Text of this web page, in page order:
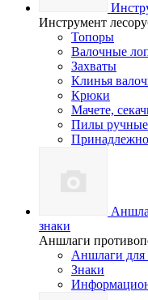
Инструмент
Топоры
Валочные
Захваты
Клинья
Крюки
Мачете,
Пилы ручные
знаки
Аншлаги
Аншлаги для
Знаки